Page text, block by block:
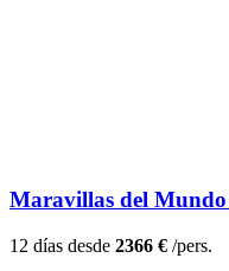
Maravillas del
12 días desde 2366 € /pers.